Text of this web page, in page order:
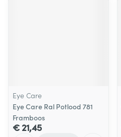
Eye Care
Eye Care Ral Potlood 781
Framboos
€ 21,45